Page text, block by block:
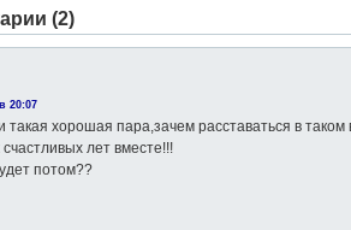
(2)
20:07
такая хорошая пара,зачем расставаться в таком
счастливых лет вместе!!!
потом??